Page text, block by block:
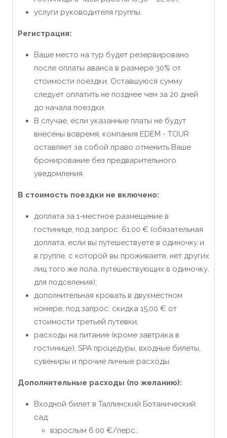
услуги руководителя группы.
Регистрация:
Ваше место на тур будет резервировано
после оплаты аванса в размере 30% от
стоимости поездки. Оставшуюся сумму
следует оплатить не позднее чем за 20 дней
до начала поездки.
В случае, если указанные платы не будут
внесены вовремя, компания EDEM - TOUR
оставляет за собой право отменить Ваше
бронирование без предварительного
уведомления.
В стоимость поездки не включено:
доплата за 1-местное размещение в
гостинице, под запрос: 61.00 € (обязательная
доплата, если вы путешествуете в одиночку и
в группе, с которой вы проживаете, нет других
лиц того же пола, путешествующих в одиночку,
для подселения);
дополнительная кровать в двухместном
номере, под запрос: скидка 15,00 € от
стоимости третьей путевки;
расходы на питание (кроме завтрака в
гостинице), SPA процедуры, входные билеты,
сувениры и прочие личные расходы.
Дополнительные расходы (по желанию):
Входной билет в Таллинский Ботанический
сад:
взрослым 6.00 €/перс.;